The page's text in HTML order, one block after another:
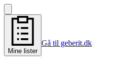
Mine lister
Gå til geberit.dk